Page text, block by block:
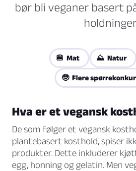
bør bli veganer basert
🍔 Mat ⛰️ Natur
🤓 Flere
Hva er et vegansk
De som følger et vegansk
plantebasert kosthold, spiser
produkter. Dette inkluderer
egg, honning og gelatin. Men